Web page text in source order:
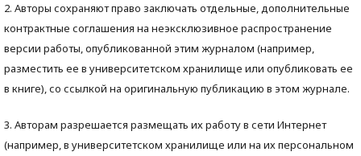
2. Авторы сохраняют право заключать отдельные, дополнительные
контрактные соглашения на неэксклюзивное распространение
версии работы, опубликованной этим журналом (например,
разместить ее в университетском хранилище или опубликовать ее
в книге), со ссылкой на оригинальную публикацию в этом журнале.
3. Авторам разрешается размещать их работу в сети Интернет
(например, в университетском хранилище или на их персональном